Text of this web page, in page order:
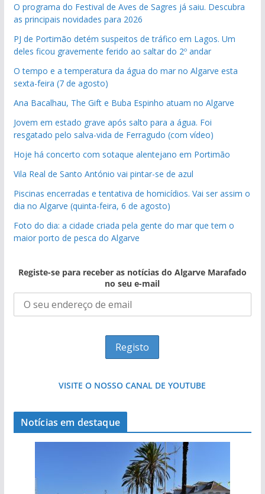
O programa do Festival de Aves de Sagres já saiu. Descubra
as principais novidades para 2026
PJ de Portimão detém suspeitos de tráfico em Lagos. Um
deles ficou gravemente ferido ao saltar do 2º andar
O tempo e a temperatura da água do mar no Algarve esta
sexta-feira (7 de agosto)
Ana Bacalhau, The Gift e Buba Espinho atuam no Algarve
Jovem em estado grave após salto para a água. Foi
resgatado pelo salva-vida de Ferragudo (com vídeo)
Hoje há concerto com sotaque alentejano em Portimão
Vila Real de Santo António vai pintar-se de azul
Piscinas encerradas e tentativa de homicídios. Vai ser assim o
dia no Algarve (quinta-feira, 6 de agosto)
Foto do dia: a cidade criada pela gente do mar que tem o
maior porto de pesca do Algarve
Registe-se para receber as notícias do Algarve Marafado
no seu e-mail
VISITE O NOSSO CANAL DE YOUTUBE
Notícias em destaque